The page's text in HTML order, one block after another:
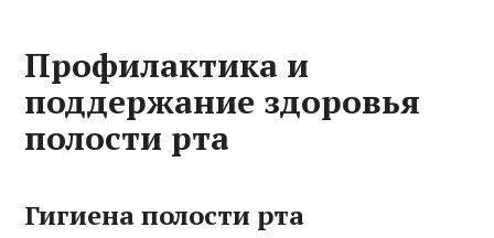
Профилактика и
поддержание здоровья
полости рта
Гигиена полости рта